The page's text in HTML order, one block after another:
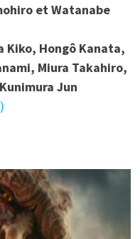
et Watanabe
Kiko, Hongô Kanata,
Miura Takahiro,
Jun